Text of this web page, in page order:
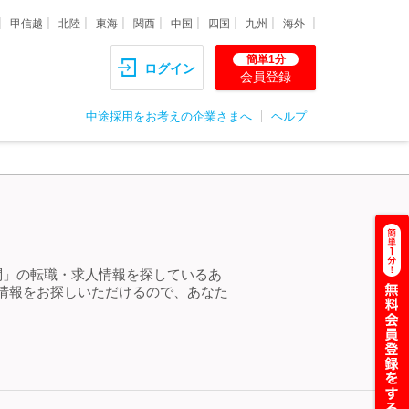
甲信越 北陸 東海 関西 中国 四国 九州 海外
ログイン
簡単1分
会員登録
中途採用をお考えの企業さまへ ヘルプ
の転職・求人情報を探しているあ
報をお探しいただけるので、あなた